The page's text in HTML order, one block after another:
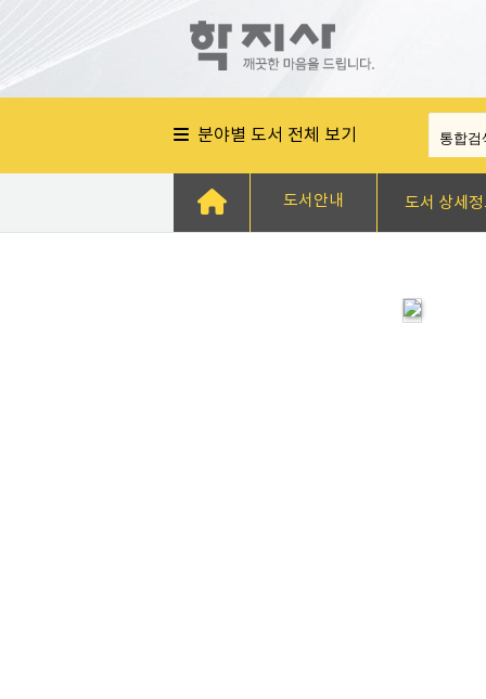
분야별 도서 전체 보기
도서안내 도서 상세